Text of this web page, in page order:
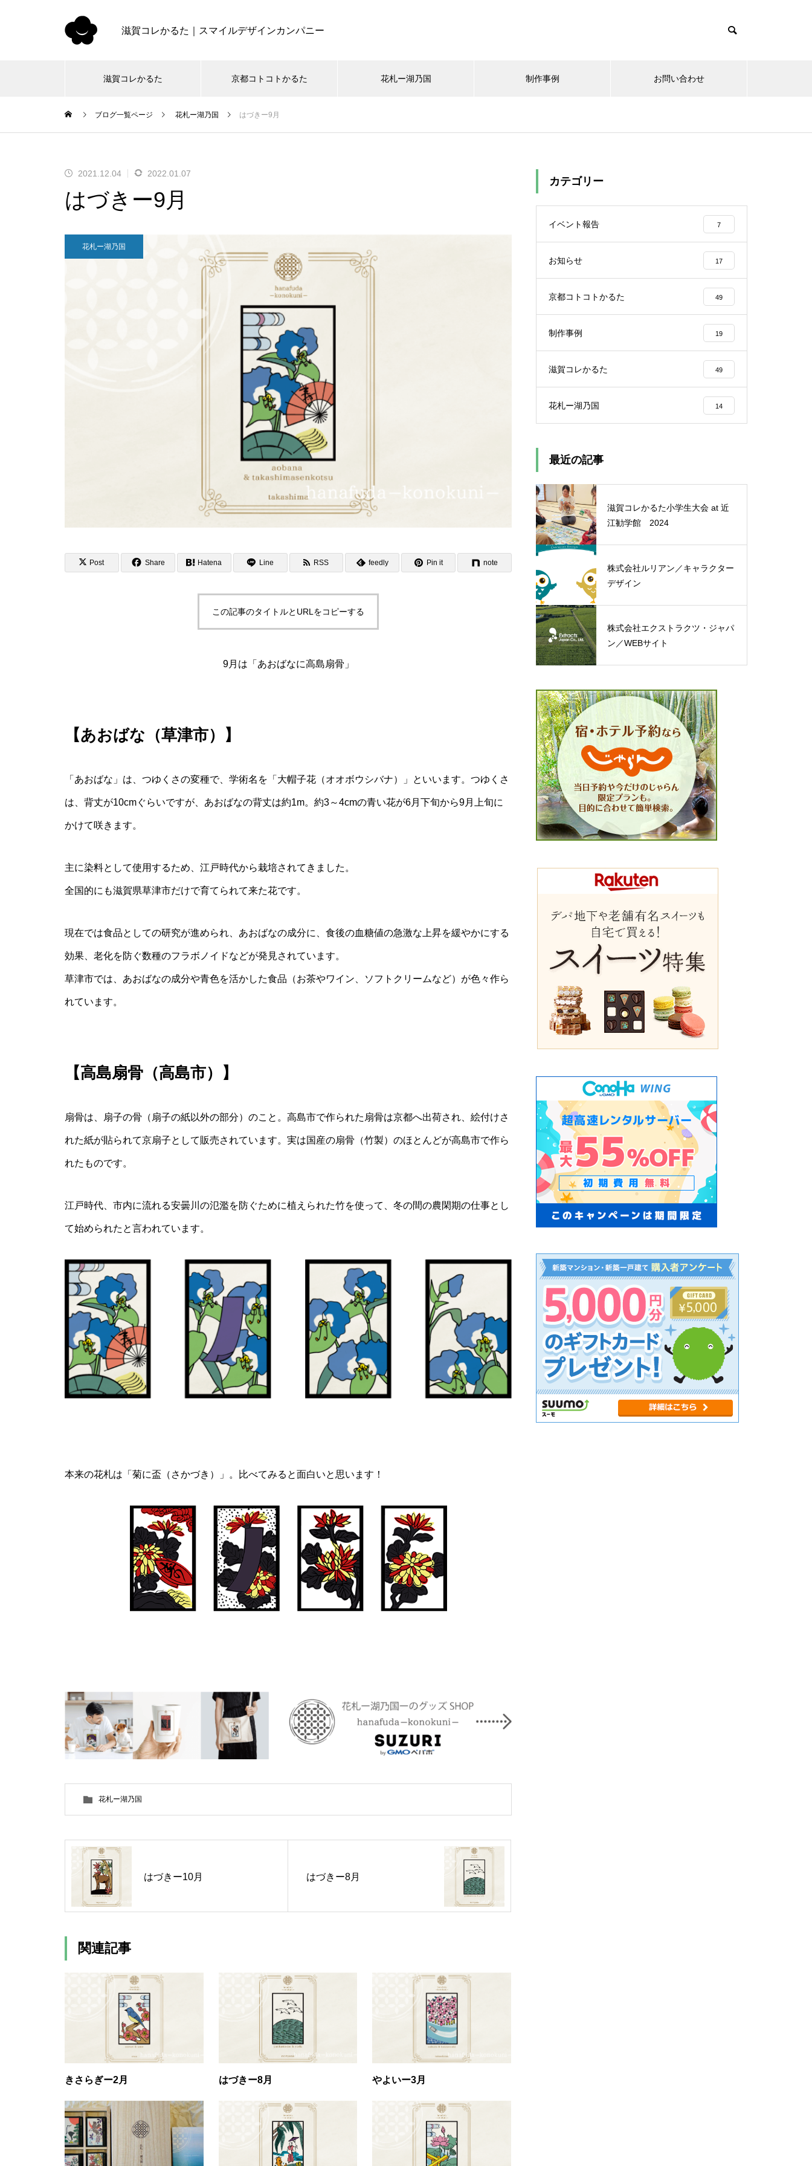
滋賀コレかるた｜スマイルデザインカンパニー
滋賀コレかるた 京都コトコトかるた 花札ー湖乃国 制作事例 お問い合わせ
ブログ一覧ページ 花札ー湖乃国 はづきー9月
2021.12.04 2022.01.07
はづきー9月
花札ー湖乃国
Post Share Hatena Line RSS feedly Pin it note
この記事のタイトルとURLをコピーする
9月は「あおばなに高島扇骨」
【あおばな（草津市）】
「あおばな」は、つゆくさの変種で、学術名を「大帽子花（オオボウシバナ）」といいます。つゆくさ
は、背丈が10cmぐらいですが、あおばなの背丈は約1m。約3～4cmの青い花が6月下旬から9月上旬に
かけて咲きます。
主に染料として使用するため、江戸時代から栽培されてきました。
全国的にも滋賀県草津市だけで育てられて来た花です。
現在では食品としての研究が進められ、あおばなの成分に、食後の血糖値の急激な上昇を緩やかにする
効果、老化を防ぐ数種のフラボノイドなどが発見されています。
草津市では、あおばなの成分や青色を活かした食品（お茶やワイン、ソフトクリームなど）が色々作ら
れています。
【高島扇骨（高島市）】
扇骨は、扇子の骨（扇子の紙以外の部分）のこと。高島市で作られた扇骨は京都へ出荷され、絵付けさ
れた紙が貼られて京扇子として販売されています。実は国産の扇骨（竹製）のほとんどが高島市で作ら
れたものです。
江戸時代、市内に流れる安曇川の氾濫を防ぐために植えられた竹を使って、冬の間の農閑期の仕事とし
て始められたと言われています。
本来の花札は「菊に盃（さかづき）」。比べてみると面白いと思います！
花札ー湖乃国
はづきー10月 はづきー8月
関連記事
きさらぎー2月 はづきー8月 やよいー3月
カテゴリー
イベント報告 7
お知らせ 17
京都コトコトかるた 49
制作事例 19
滋賀コレかるた 49
花札ー湖乃国 14
最近の記事
滋賀コレかるた小学生大会 at 近
江勧学館 2024
株式会社ルリアン／キャラクター
デザイン
株式会社エクストラクツ・ジャパ
ン／WEBサイト